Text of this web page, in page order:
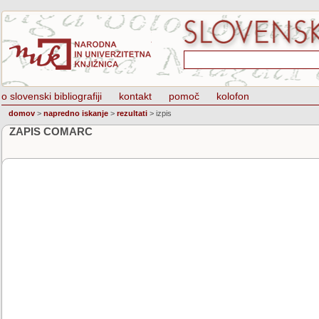
o slovenski bibliografiji kontakt pomoč kolofon
domov > napredno iskanje > rezultati > izpis
ZAPIS COMARC